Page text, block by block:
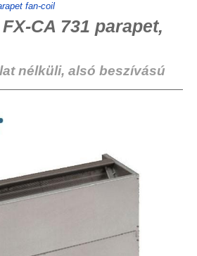
fan-coil
CA 731 parapet,
nélküli, alsó beszívású